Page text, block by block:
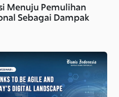
Menuju Pemulihan
Sebagai Dampak